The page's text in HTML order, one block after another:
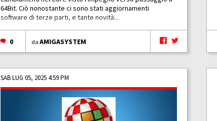
64Bit. Ciò nonostante ci sono stati aggiornamenti
software di terze parti, e tante novità...
0 daAMIGASYSTEM
SAB LUG 05, 2025 4:59 PM